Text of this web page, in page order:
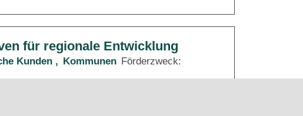
für regionale Entwicklung
Kunden Kommunen Förderzweck: